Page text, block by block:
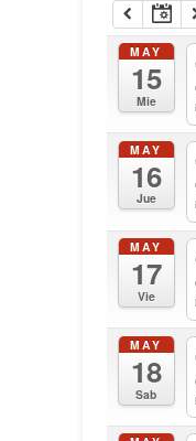
MAY
15
Mie
MAY
16
Jue
MAY
17
Vie
MAY
18
Sab